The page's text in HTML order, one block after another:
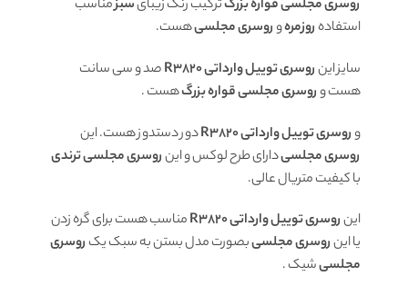
روسری مجلسی قواره بزرگترکیب رنگ زیبایسبزمناسب
استفادهروزمرهوروسری مجلسیهست.
سایز اینروسری توییل وارداتی R3820
صد و سی سانت
هست وروسری مجلسی قواره بزرگهست .
وروسری توییل وارداتی R3820
دور دستدوز هست. این
روسری مجلسیدارای طرح لوکس و اینروسری مجلسی ترندی
با کیفیت متریال عالی.
اینروسری توییل وارداتی R3820
مناسب هست برای گره زدن
یا اینروسری مجلسیبصورت مدل بستن به سبک یک روسری
مجلسیشیک .